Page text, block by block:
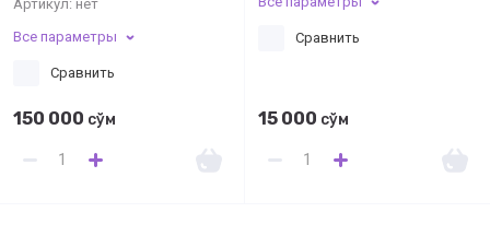
Артикул: нет
Все параметры
Сравнить
150 000 сўм
Сравнить
15 000 сўм